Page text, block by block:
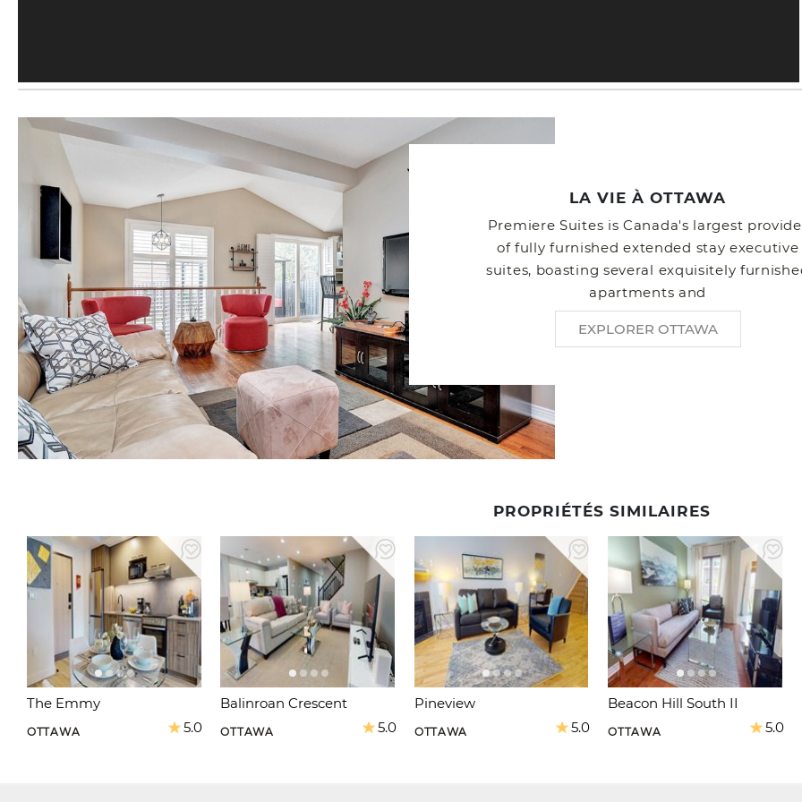
LA VIE À OTTAWA
Premiere Suites is Canada's largest
of fully furnished extended stay executive
suites, boasting several exquisitely
apartments and
EXPLORER OTTAWA
PROPRIÉTÉS SIMILAIRES
The Emmy
OTTAWA 5.0
Balinroan Crescent
OTTAWA 5.0
Pineview
OTTAWA 5.0
Beacon Hill South II
OTTAWA 5.0